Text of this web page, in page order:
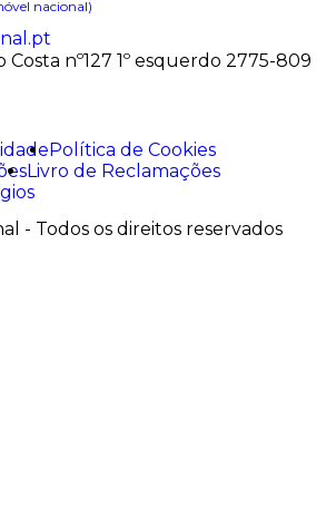
nacional)
nº127 1º esquerdo 2775-809
Política de Cookies
Livro de Reclamações
- Todos os direitos reservados